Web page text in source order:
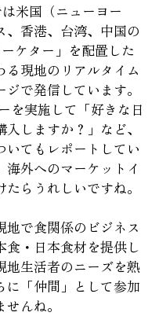
米国（ニューヨー
、香港、台湾、中国の
ケター」を配置した
現地のリアルタイム
で発信しています。
を実施して「好きな日
しますか？」など、
いてもレポートしてい
外へのマーケットイ
らうれしいですね。
で食関係のビジネス
食・日本食材を提供し
地生活者のニーズを熟
に「仲間」として参加
んね。